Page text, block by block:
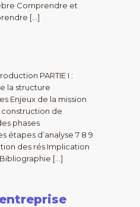
Comprendre et
[…]
PARTIE I :
la structure
Enjeux de la mission
construction de
phases
étapes d’analyse 7 8 9
des rés Implication
[…]